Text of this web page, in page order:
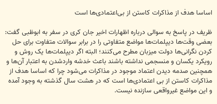
اساسا هدف از مذاکرات کاستن از بی‌اعتمادی‌ها است
ظریف در پاسخ به سوالی درباره اظهارات اخیر جان کری در سفر به ابوظبی گفت:
بعضی وقت‌ها دیپلمات‌ها مواضع متفاوتی را در برابر سوالات متفاوت برای حل
کردن نگرانی‌ها دولت میزبان مطرح می‌کنند؛ البته اگر دیپلمات‌ها یک روش و
رویکرد یکسان و منسجمی نداشته باشند باعث خدشه واردشدن به اعتبار آن‌ها و
همچنین صدمه دیدن اعتماد موجود در مذاکرات می‌شود چرا که اساسا هدف از
مذاکرات کاستن از بی اعتمادی‌ها است که در هشت سال گذشته به وجود آمده
و این مواضع غیرواقعی سازنده نیست.